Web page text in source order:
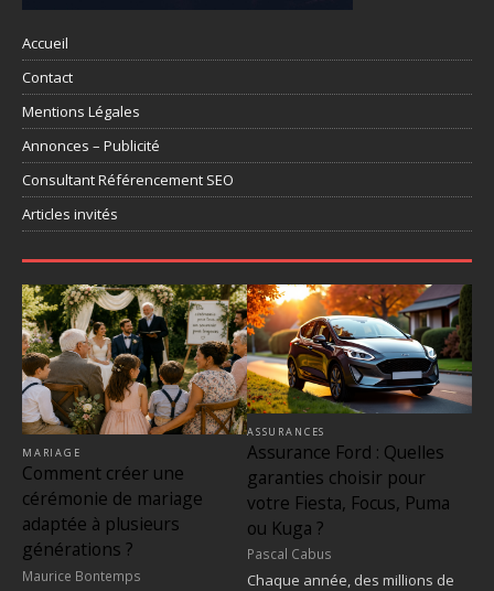
Accueil
Contact
Mentions Légales
Annonces – Publicité
Consultant Référencement SEO
Articles invités
MARIAGE
Comment créer une
cérémonie de mariage
adaptée à plusieurs
générations ?
Maurice Bontemps
ASSURANCES
Assurance Ford : Quelles
garanties choisir pour
votre Fiesta, Focus, Puma
ou Kuga ?
Pascal Cabus
Chaque année, des millions de